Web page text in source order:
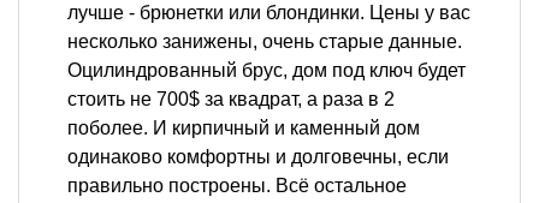
лучше - брюнетки или блондинки. Цены у вас
несколько занижены, очень старые данные.
Оцилиндрованный брус, дом под ключ будет
стоить не 700$ за квадрат, а раза в 2
поболее. И кирпичный и каменный дом
одинаково комфортны и долговечны, если
правильно построены. Всё остальное